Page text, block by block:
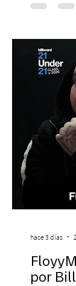
escenario
banda que
Araucanía
de
marcado
por
hace 3 días